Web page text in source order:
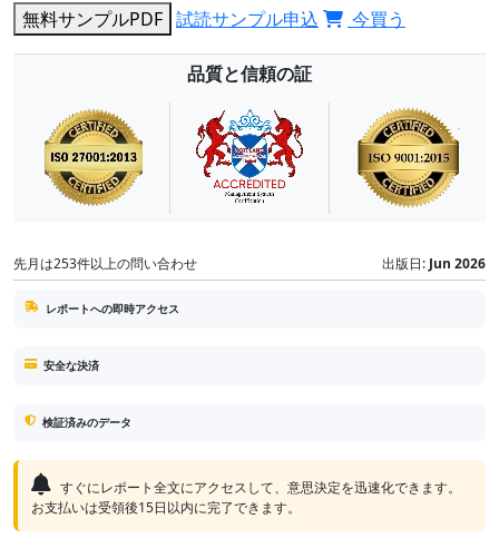
無料サンプルPDF 試読サンプル申込 今買う
品質と信頼の証
先月は253件以上の問い合わせ 出版日: Jun 2026
レポートへの即時アクセス
安全な決済
検証済みのデータ
すぐにレポート全文にアクセスして、意思決定を迅速化できます。
お支払いは受領後15日以内に完了できます。